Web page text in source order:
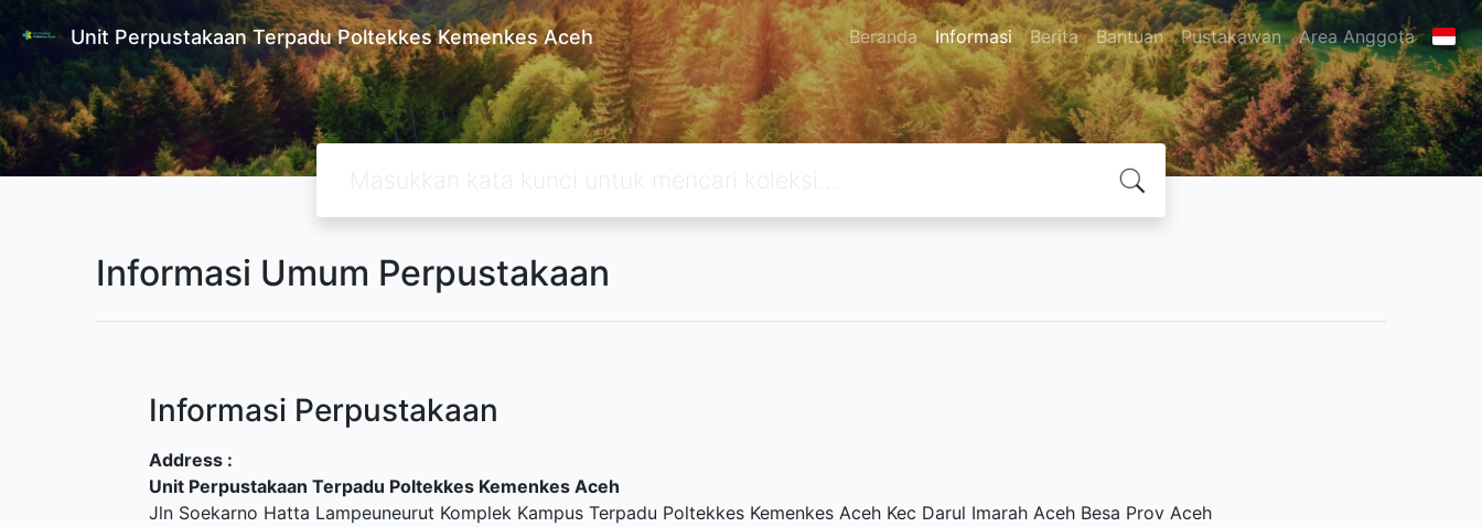
Unit Perpustakaan Terpadu Poltekkes Kemenkes Aceh Beranda Informasi Berita Bantuan Pustakawan Area Anggota
Informasi Umum Perpustakaan
Informasi Perpustakaan
Address :
Unit Perpustakaan Terpadu Poltekkes Kemenkes Aceh
Jln Soekarno Hatta Lampeuneurut Komplek Kampus Terpadu Poltekkes Kemenkes Aceh Kec Darul Imarah Aceh Besa Prov Aceh